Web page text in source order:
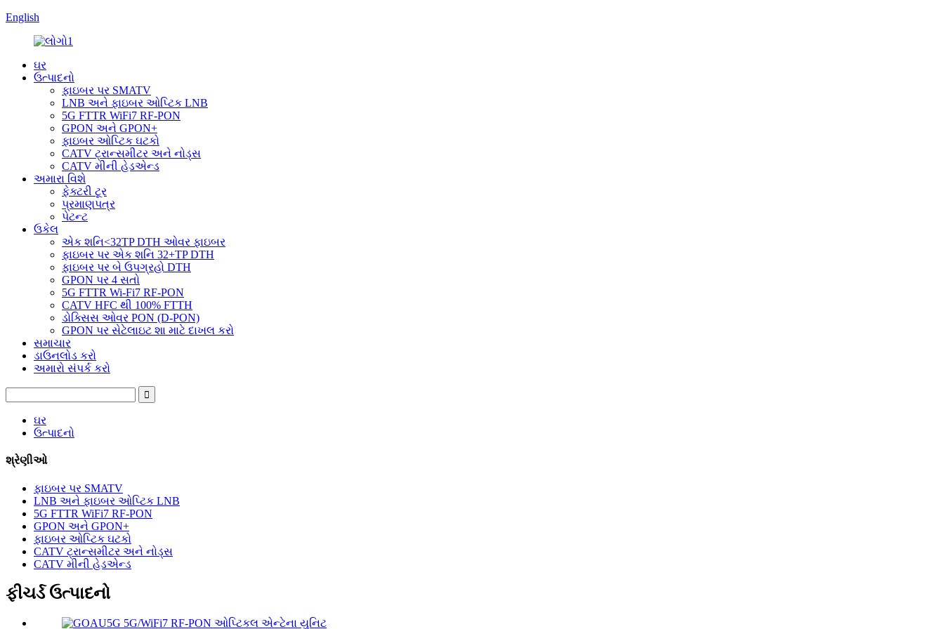
English
ઘર
ઉત્પાદનો
ફાઇબર પર SMATV
LNB અને ફાઇબર ઓપ્ટિક LNB
5G FTTR WiFi7 RF-PON
GPON અને GPON+
ફાઇબર ઓપ્ટિક ઘટકો
CATV ટ્રાન્સમીટર અને નોડ્સ
CATV મીની હેડએન્ડ
અમારા વિશે
ફેક્ટરી ટૂર
પ્રમાણપત્ર
પેટન્ટ
ઉકેલ
એક શનિ<32TP DTH ઓવર ફાઇબર
ફાઇબર પર એક શનિ 32+TP DTH
ફાઇબર પર બે ઉપગ્રહો DTH
GPON પર 4 સતો
5G FTTR Wi-Fi7 RF-PON
CATV HFC થી 100% FTTH
ડોક્સિસ ઓવર PON (D-PON)
GPON પર સેટેલાઇટ શા માટે દાખલ કરો
સમાચાર
ડાઉનલોડ કરો
અમારો સંપર્ક કરો
ઘર
ઉત્પાદનો
શ્રેણીઓ
ફાઇબર પર SMATV
LNB અને ફાઇબર ઓપ્ટિક LNB
5G FTTR WiFi7 RF-PON
GPON અને GPON+
ફાઇબર ઓપ્ટિક ઘટકો
CATV ટ્રાન્સમીટર અને નોડ્સ
CATV મીની હેડએન્ડ
ફીચર્ડ ઉત્પાદનો